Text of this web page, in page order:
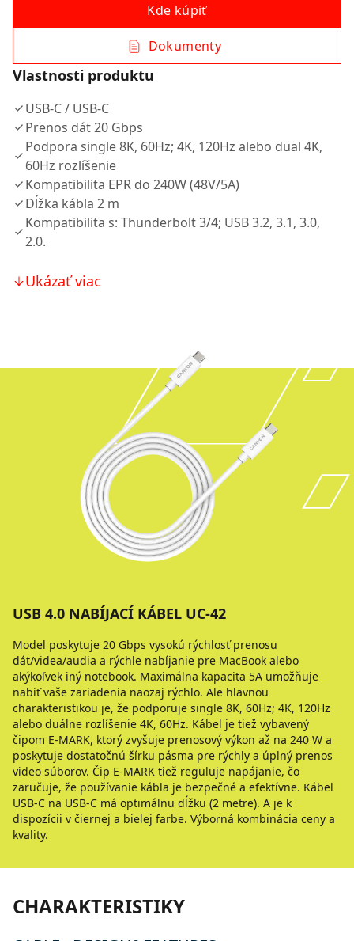
Kde kúpiť
Dokumenty
Vlastnosti produktu
USB-C / USB-C
Prenos dát 20 Gbps
Podpora single 8K, 60Hz; 4K, 120Hz alebo dual 4K,
60Hz rozlíšenie
Kompatibilita EPR do 240W (48V/5A)
Dĺžka kábla 2 m
Kompatibilita s: Thunderbolt 3/4; USB 3.2, 3.1, 3.0,
2.0.
Ukázať viac
USB 4.0 NABÍJACÍ KÁBEL UC-42
Model poskytuje 20 Gbps vysokú rýchlosť prenosu
dát/videa/audia a rýchle nabíjanie pre MacBook alebo
akýkoľvek iný notebook. Maximálna kapacita 5A umožňuje
nabiť vaše zariadenia naozaj rýchlo. Ale hlavnou
charakteristikou je, že podporuje single 8K, 60Hz; 4K, 120Hz
alebo duálne rozlíšenie 4K, 60Hz. Kábel je tiež vybavený
čipom E-MARK, ktorý zvyšuje prenosový výkon až na 240 W a
poskytuje dostatočnú šírku pásma pre rýchly a úplný prenos
video súborov. Čip E-MARK tiež reguluje napájanie, čo
zaručuje, že používanie kábla je bezpečné a efektívne. Kábel
USB-C na USB-C má optimálnu dĺžku (2 metre). A je k
dispozícii v čiernej a bielej farbe. Výborná kombinácia ceny a
kvality.
CHARAKTERISTIKY